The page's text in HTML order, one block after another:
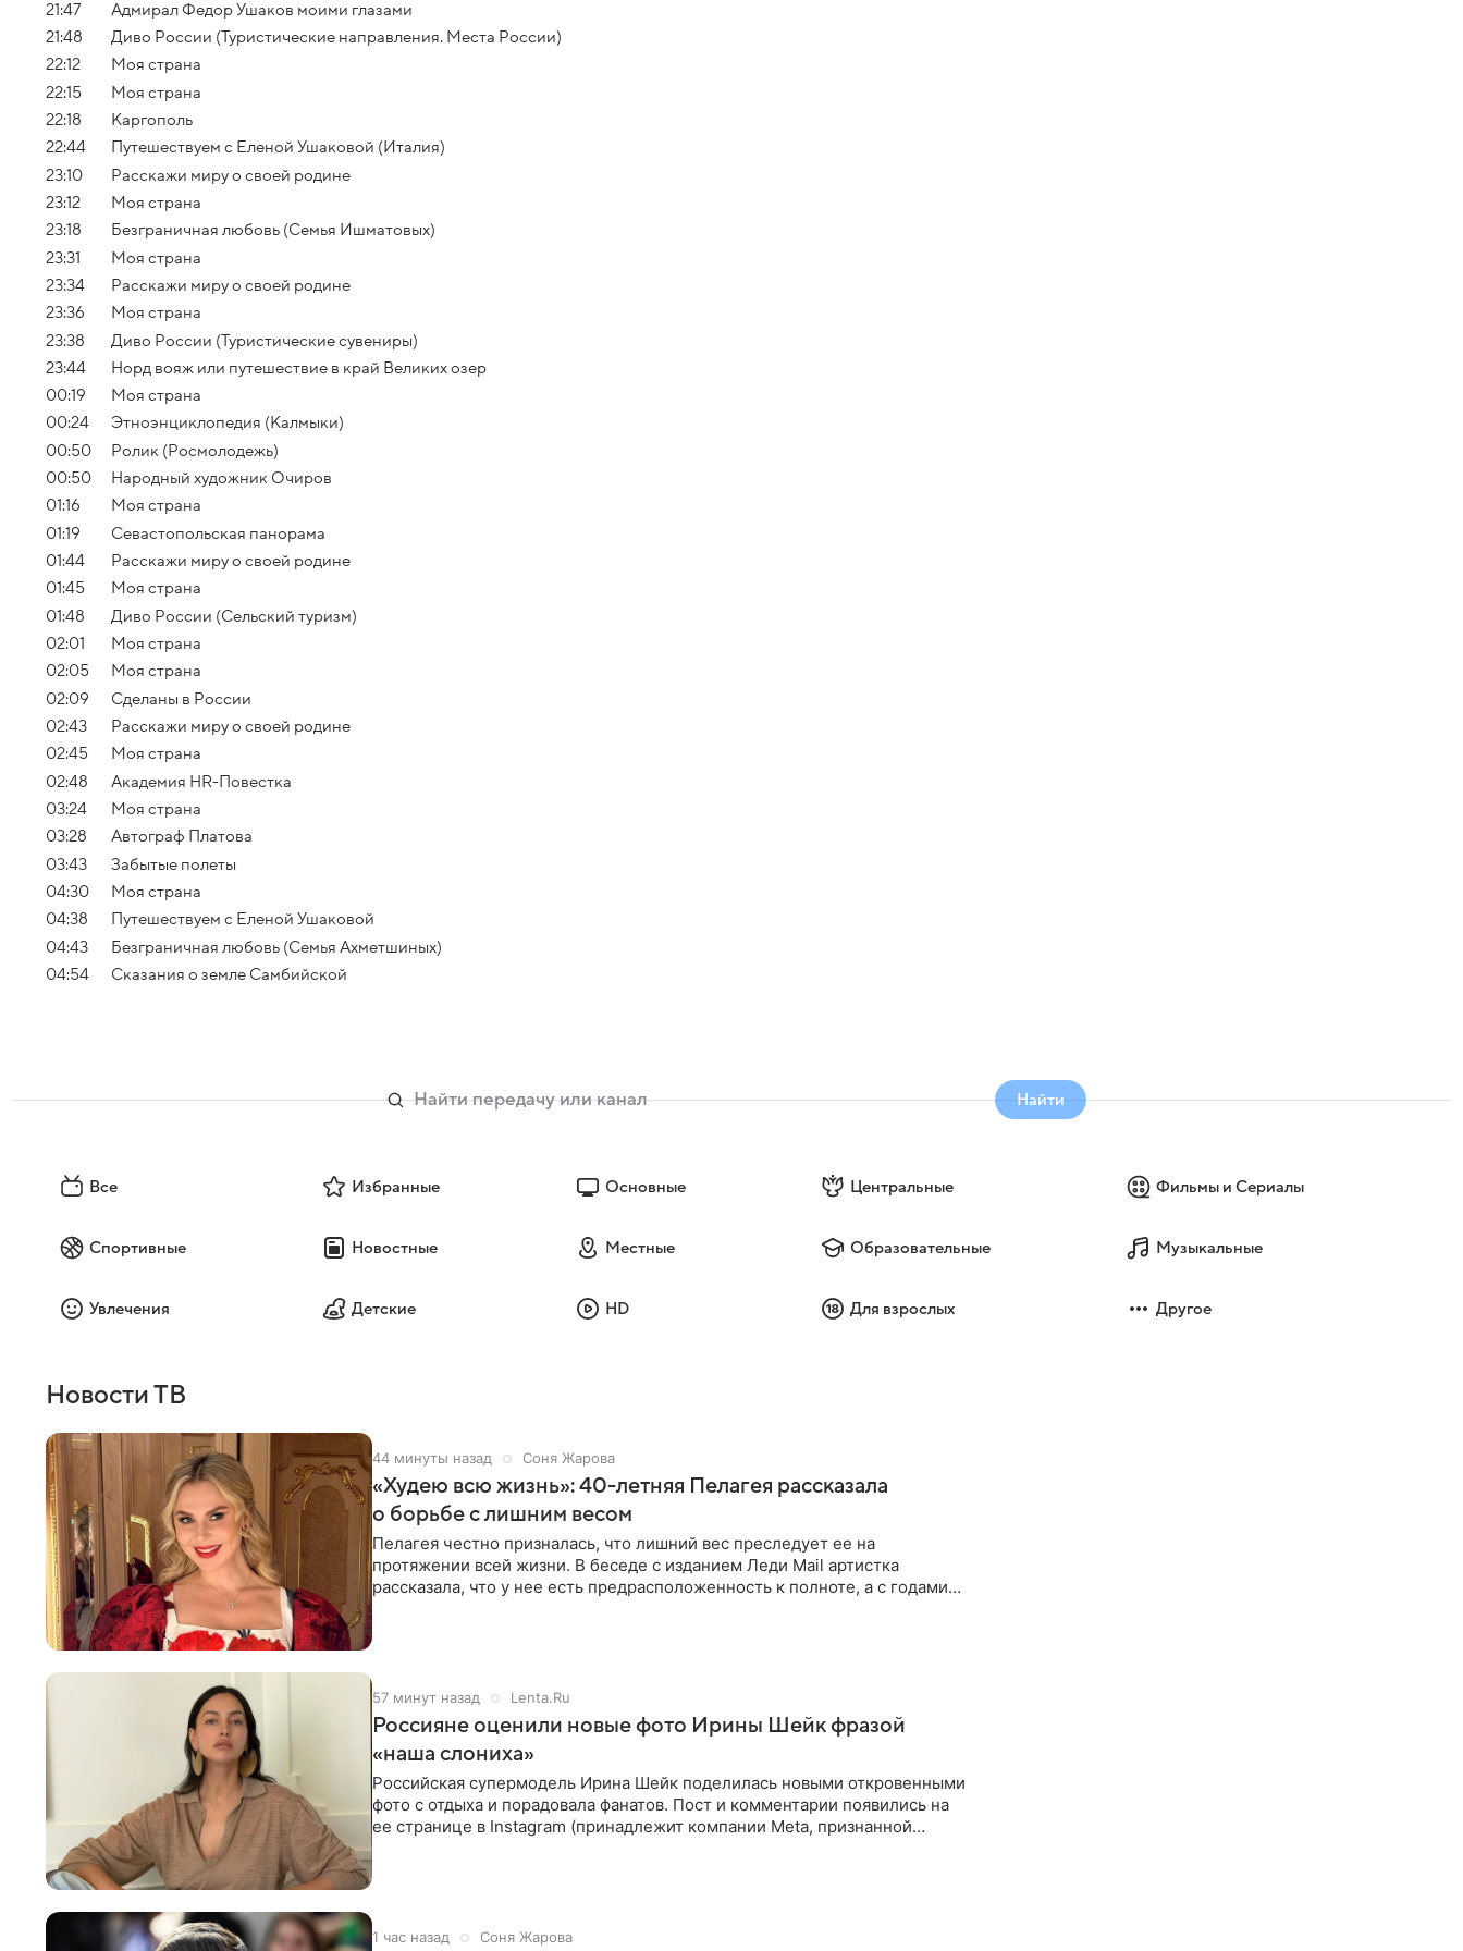
21:47
Адмирал Федор Ушаков моими глазами
21:48
Диво России (Туристические направления. Места России)
22:12
Моя страна
22:15
Моя страна
22:18
Каргополь
22:44
Путешествуем с Еленой Ушаковой (Италия)
23:10
Расскажи миру о своей родине
23:12
Моя страна
23:18
Безграничная любовь (Семья Ишматовых)
23:31
Моя страна
23:34
Расскажи миру о своей родине
23:36
Моя страна
23:38
Диво России (Туристические сувениры)
23:44
Норд вояж или путешествие в край Великих озер
00:19
Моя страна
00:24
Этноэнциклопедия (Калмыки)
00:50
Ролик (Росмолодежь)
00:50
Народный художник Очиров
01:16
Моя страна
01:19
Севастопольская панорама
01:44
Расскажи миру о своей родине
01:45
Моя страна
01:48
Диво России (Сельский туризм)
02:01
Моя страна
02:05
Моя страна
02:09
Сделаны в России
02:43
Расскажи миру о своей родине
02:45
Моя страна
02:48
Академия HR-Повестка
03:24
Моя страна
03:28
Автограф Платова
03:43
Забытые полеты
04:30
Моя страна
04:38
Путешествуем с Еленой Ушаковой
04:43
Безграничная любовь (Семья Ахметшиных)
04:54
Сказания о земле Самбийской
Найти
Все Избранные Основные Центральные Фильмы и Сериалы
Спортивные Новостные Местные Образовательные Музыкальные
Увлечения Детские HD Для взрослых Другое
Новости ТВ
44 минуты назад Соня Жарова
«Худею всю жизнь»: 40-летняя Пелагея рассказала
о борьбе с лишним весом
Пелагея честно призналась, что лишний вес преследует ее на
протяжении всей жизни. В беседе с изданием Леди Mail артистка
рассказала, что у нее есть предрасположенность к полноте, а с годами
57 минут назад Lenta.Ru
Россияне оценили новые фото Ирины Шейк фразой
«наша слониха»
Российская супермодель Ирина Шейк поделилась новыми откровенными
фото с отдыха и порадовала фанатов. Пост и комментарии появились на
ее странице в Instagram (принадлежит компании Meta, признанной
1 час назад Соня Жарова